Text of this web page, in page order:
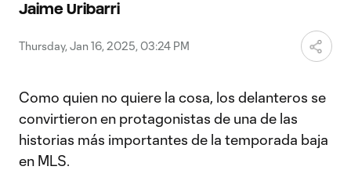
Jaime Uribarri
Thursday, Jan 16, 2025, 03:24 PM
Como quien no quiere la cosa, los delanteros se
convirtieron en protagonistas de una de las
historias más importantes de la temporada baja
en MLS.